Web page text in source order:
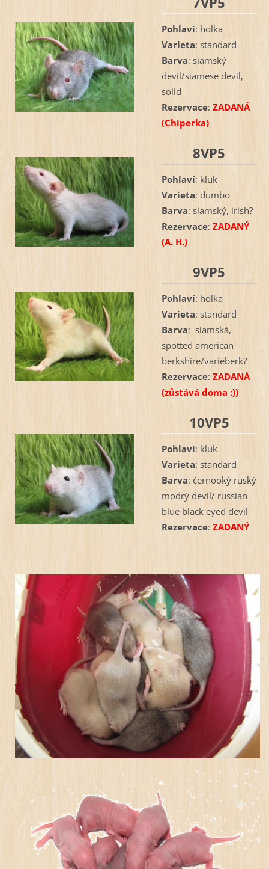
Pohlaví: holka
Varieta: standard
Barva: siamský
devil/siamese devil,
solid
Rezervace: ZADANÁ
(Chiperka)
8VP5
Pohlaví: kluk
Varieta: dumbo
Barva: siamský, irish?
Rezervace: ZADANÝ
(A. H.)
9VP5
Pohlaví: holka
Varieta: standard
Barva: siamská,
spotted american
berkshire/varieberk?
Rezervace: ZADANÁ
(zůstává doma :))
10VP5
Pohlaví: kluk
Varieta: standard
Barva: černooký ruský
modrý devil/ russian
blue black eyed devil
Rezervace: ZADANÝ